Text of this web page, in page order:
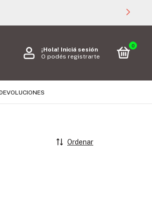
¡Hola! Iniciá sesión
O podés registrarte
0
Ordenar